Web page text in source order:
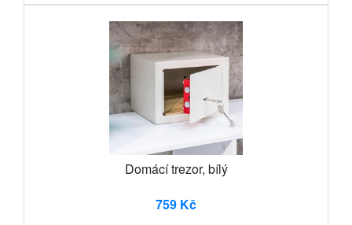
Domácí trezor, bílý
759 Kč